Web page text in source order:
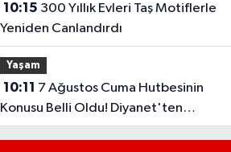
10:15
Yeniden Canlandırdı
Yaşam
10:11
Konusu Belli Oldu! Diyanet'ten
Kardeşlik Vurgusu